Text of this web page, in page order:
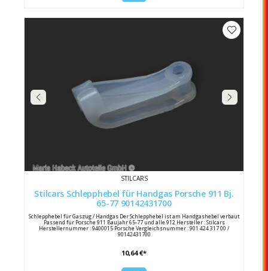
STILCARS
Stilcars Schlepphebel für Handgas Porsche 911 Bj.
65-77 90142431700
Schlepphebel für Gaszug / Handgas Der Schlepphebel ist am Handgashebel verbaut
Passend für Porsche 911 Baujahr 65-77 und alle 912 Hersteller : Stilcars
Herstellernummer : 9400015 Porsche Vergleichsnummer : 901 424 317 00 /
90142431700
10,64 €*